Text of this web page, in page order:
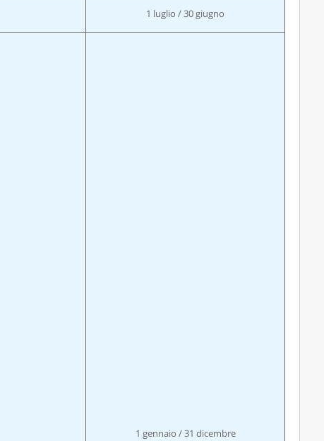
1 luglio / 30 giugno
1 gennaio / 31 dicembre